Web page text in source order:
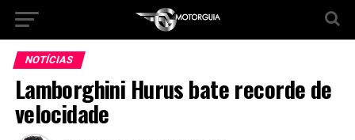
NOTÍCIAS
Lamborghini Hurus bate recorde de
velocidade